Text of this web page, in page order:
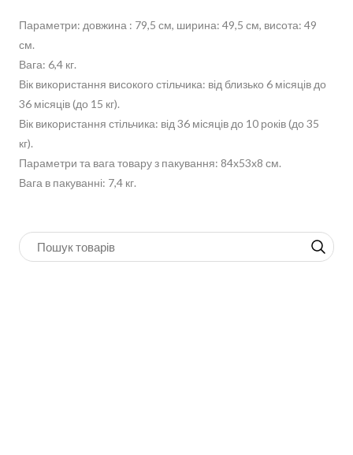
Параметри: довжина : 79,5 см, ширина: 49,5 см, висота: 49
см.
Вага: 6,4 кг.
Вік використання високого стільчика: від близько 6 місяців до
36 місяців (до 15 кг).
Вік використання стільчика: від 36 місяців до 10 років (до 35
кг).
Параметри та вага товару з пакування: 84x53x8 см.
Вага в пакуванні: 7,4 кг.